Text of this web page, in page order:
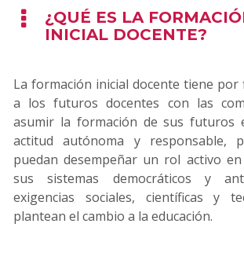
¿QUÉ ES LA
INICIAL DOCENTE?
La formación inicial docente tiene
a los futuros docentes con las
asumir la formación de sus futuros
actitud autónoma y responsable,
puedan desempeñar un rol activo
sus sistemas democráticos y
exigencias sociales, científicas y
plantean el cambio a la educación.